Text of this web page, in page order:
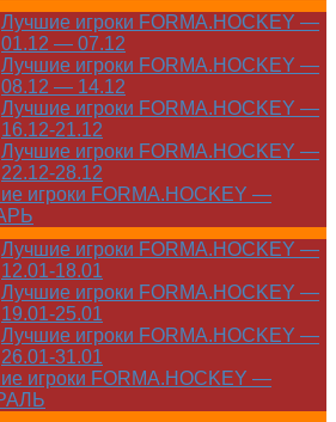
Лучшие игроки FORMA.HOCKEY —
01.12 — 07.12
Лучшие игроки FORMA.HOCKEY —
08.12 — 14.12
Лучшие игроки FORMA.HOCKEY —
16.12-21.12
Лучшие игроки FORMA.HOCKEY —
22.12-28.12
игроки FORMA.HOCKEY —
Лучшие игроки FORMA.HOCKEY —
12.01-18.01
Лучшие игроки FORMA.HOCKEY —
19.01-25.01
Лучшие игроки FORMA.HOCKEY —
26.01-31.01
игроки FORMA.HOCKEY —